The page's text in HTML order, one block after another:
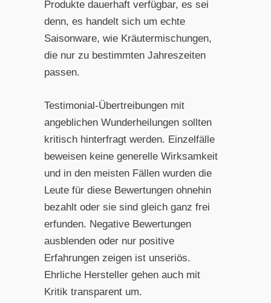
Produkte dauerhaft verfügbar, es sei
denn, es handelt sich um echte
Saisonware, wie Kräutermischungen,
die nur zu bestimmten Jahreszeiten
passen.
Testimonial-Übertreibungen mit
angeblichen Wunderheilungen sollten
kritisch hinterfragt werden. Einzelfälle
beweisen keine generelle Wirksamkeit
und in den meisten Fällen wurden die
Leute für diese Bewertungen ohnehin
bezahlt oder sie sind gleich ganz frei
erfunden. Negative Bewertungen
ausblenden oder nur positive
Erfahrungen zeigen ist unseriös.
Ehrliche Hersteller gehen auch mit
Kritik transparent um.